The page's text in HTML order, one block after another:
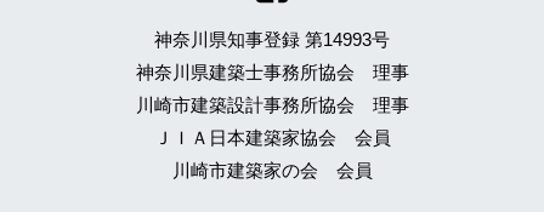
神奈川県知事登録 第14993号
神奈川県建築士事務所協会 理事
川崎市建築設計事務所協会 理事
ＪＩＡ日本建築家協会 会員
川崎市建築家の会 会員